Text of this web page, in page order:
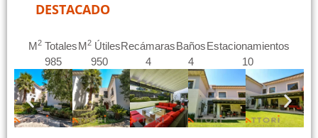
DESTACADO
M2 Totales
985
M2Útiles
950
Recámaras
4
Baños
4
Estacionamientos
10